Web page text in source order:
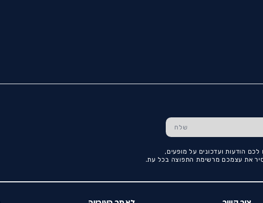
הודעות ועדכונים על מופעים,
את עצמכם מרשימת התפוצה בכל עת.